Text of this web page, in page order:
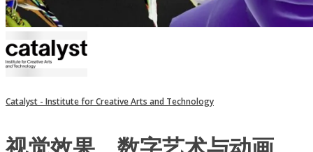
Catalyst - Institute for Creative Arts and Technology